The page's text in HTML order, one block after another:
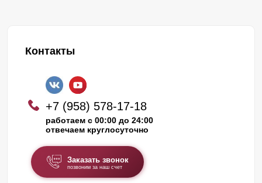
Контакты
+7 (958) 578-17-18
работаем с 00:00 до 24:00
отвечаем круглосуточно
Заказать звонок
позвоним за наш счет